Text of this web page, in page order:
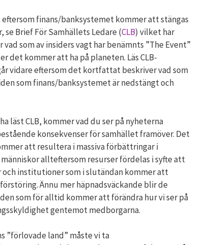
finans/banksystemet kommer att stängas
Brief För Samhällets Ledare (CLB) vilket har
som av insiders vagt har benämnts ”The Event”
det kommer att ha på planeten. Läs CLB-
vidare eftersom det kortfattat beskriver vad som
som finans/banksystemet är nedstängt och
läst CLB, kommer vad du ser på nyheterna
konsekvenser för samhället framöver. Det
att resultera i massiva förbättringar i
allteftersom resurser fördelas i syfte att
institutioner som i slutändan kommer att
Ännu mer häpnadsväckande blir de
som för alltid kommer att förändra hur vi ser på
gentemot medborgarna.
”förlovade land” måste vi ta